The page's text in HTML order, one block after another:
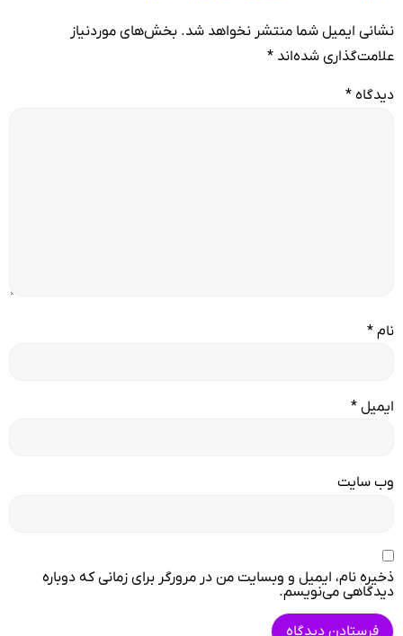
نشانی ایمیل شما منتشر نخواهد شد. بخش‌های موردنیاز
علامت‌گذاری شده‌اند *
دیدگاه *
نام *
ایمیل *
وب‌ سایت
ذخیره نام، ایمیل و وبسایت من در مرورگر برای زمانی که دوباره
دیدگاهی می‌نویسم.